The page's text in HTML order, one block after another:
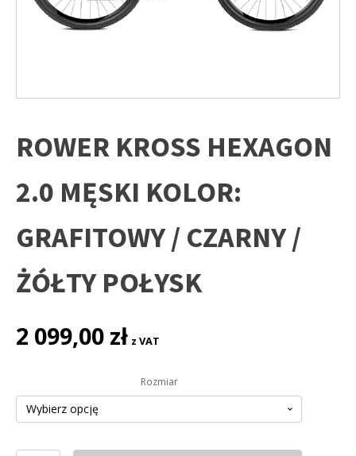
ROWER KROSS HEXAGON
2.0 MĘSKI KOLOR:
GRAFITOWY / CZARNY /
ŻÓŁTY POŁYSK
2 099,00 zł z VAT
Rozmiar